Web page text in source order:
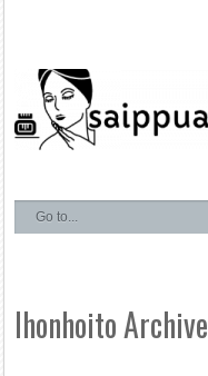
Ihonhoito Archive